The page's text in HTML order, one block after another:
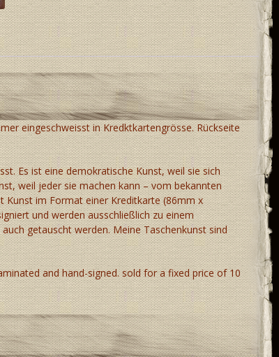
eingeschweisst in Kredktkartengrösse. Rückseite
Es ist eine demokratische Kunst, weil sie sich
weil jeder sie machen kann – vom bekannten
Kunst im Format einer Kreditkarte (86mm x
und werden ausschließlich zu einem
getauscht werden. Meine Taschenkunst sind
and hand-signed. sold for a fixed price of 10